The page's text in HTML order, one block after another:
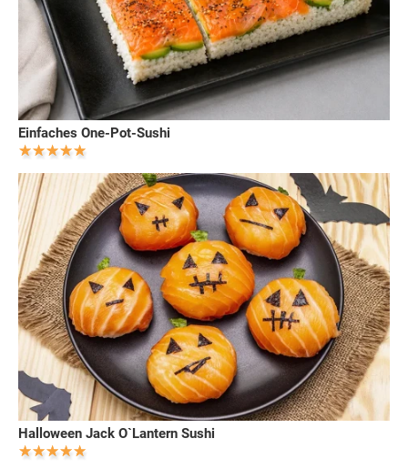
Einfaches One-Pot-Sushi
Halloween Jack O`Lantern Sushi